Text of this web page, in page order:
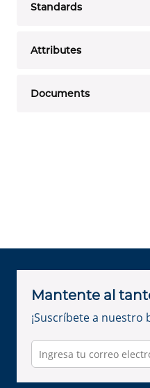
Standards
Attributes
Documents
Mantente al
¡Suscríbete a